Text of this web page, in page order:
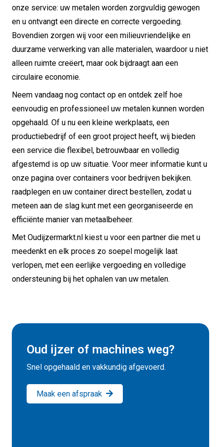
onze service: uw metalen worden zorgvuldig gewogen
en u ontvangt een directe en correcte vergoeding.
Bovendien zorgen wij voor een milieuvriendelijke en
duurzame verwerking van alle materialen, waardoor u niet
alleen ruimte creëert, maar ook bijdraagt aan een
circulaire economie.
Neem vandaag nog contact op en ontdek zelf hoe
eenvoudig en professioneel uw metalen kunnen worden
opgehaald. Of u nu een kleine werkplaats, een
productiebedrijf of een groot project heeft, wij bieden
een service die flexibel, betrouwbaar en volledig
afgestemd is op uw situatie. Voor meer informatie kunt u
onze pagina over containers voor bedrijven bekijken.
raadplegen en uw container direct bestellen, zodat u
meteen aan de slag kunt met een georganiseerde en
efficiënte manier van metaalbeheer.
Met Oudijzermarkt.nl kiest u voor een partner die met u
meedenkt en elk proces zo soepel mogelijk laat
verlopen, met een eerlijke vergoeding en volledige
ondersteuning bij het ophalen van uw metalen.
Oud ijzer of machines weg?
Snel opgehaald en vakkundig afgevoerd.
Maak een afspraak